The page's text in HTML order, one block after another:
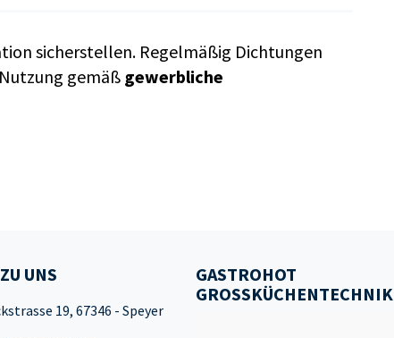
sicherstellen. Regelmäßig Dichtungen
gemäß gewerbliche
UNS
19, 67346 - Speyer
GASTROHOT
GROSSKÜCHENTECHNIK